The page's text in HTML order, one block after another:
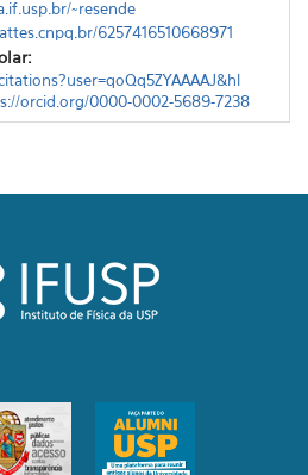
~resende
6257416510668971
orcid.org/0000-0002-5689-7238